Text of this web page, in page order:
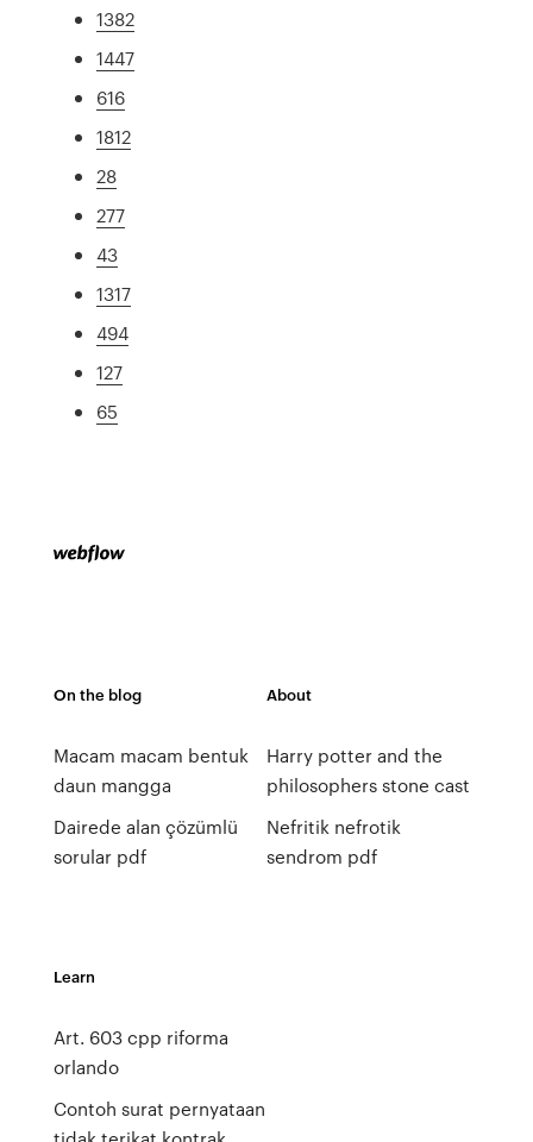
1382
1447
616
1812
28
277
43
1317
494
127
65
On the blog
Macam macam bentuk
daun mangga
Dairede alan çözümlü
sorular pdf
About
Harry potter and the
philosophers stone cast
Nefritik nefrotik
sendrom pdf
Learn
Art. 603 cpp riforma
orlando
Contoh surat pernyataan